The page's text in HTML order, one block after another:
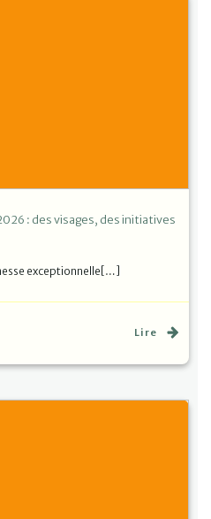
: des visages, des initiatives
exceptionnelle[…]
Lire